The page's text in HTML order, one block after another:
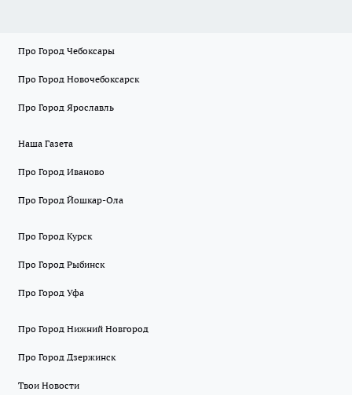
Про Город Чебоксары
Про Город Новочебоксарск
Про Город Ярославль
Наша Газета
Про Город Иваново
Про Город Йошкар-Ола
Про Город Курск
Про Город Рыбинск
Про Город Уфа
Про Город Нижний Новгород
Про Город Дзержинск
Твои Новости